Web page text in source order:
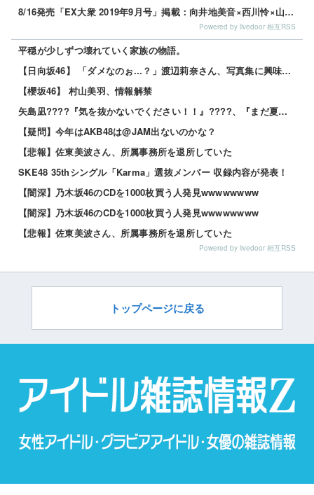
8/16発売「EX大衆 2019年9月号」掲載：向井地美音×西川怜×山内瑞葵（AKB48）、村瀬紗英...
Powered by livedoor 相互RSS
平穏が少しずつ壊れていく家族の物語。
【日向坂46】 「ダメなのぉ...？」渡辺莉奈さん、写真集に興味津々
【櫻坂46】 村山美羽、情報解禁
矢島凪????『気を抜かないでください！！』????、『まだ夏は終わりませんよ！！笑』????
【疑問】今年はAKB48は@JAM出ないのかな？
【悲報】佐東美波さん、所属事務所を退所していた
SKE48 35thシングル「Karma」選抜メンバー 収録内容が発表！
【闇深】乃木坂46のCDを1000枚買う人発見wwwwwwww
【闇深】乃木坂46のCDを1000枚買う人発見wwwwwwww
【悲報】佐東美波さん、所属事務所を退所していた
Powered by livedoor 相互RSS
トップページに戻る